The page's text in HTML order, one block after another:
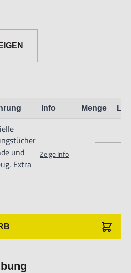
aus Vliesstoff, Reach-
und -Richtlinien.
lieferbar, in praktischer
Info Menge
und
Extra
Zeige Info